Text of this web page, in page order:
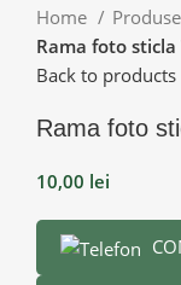
Home
Rama foto
Back to products
Rama foto
10,00 lei